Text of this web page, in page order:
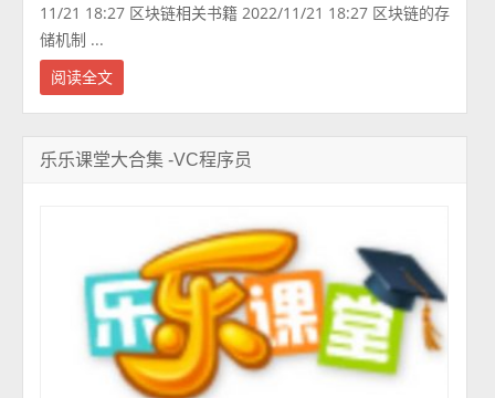
11/21 18:27 区块链相关书籍 2022/11/21 18:27 区块链的存
储机制 ...
阅读全文
乐乐课堂大合集 -VC程序员